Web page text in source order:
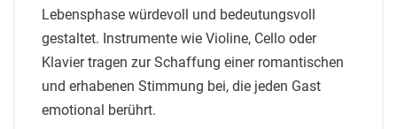
Lebensphase würdevoll und bedeutungsvoll
gestaltet. Instrumente wie Violine, Cello oder
Klavier tragen zur Schaffung einer romantischen
und erhabenen Stimmung bei, die jeden Gast
emotional berührt.